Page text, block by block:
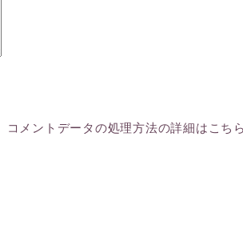
コメントデータの処理方法の詳細はこち